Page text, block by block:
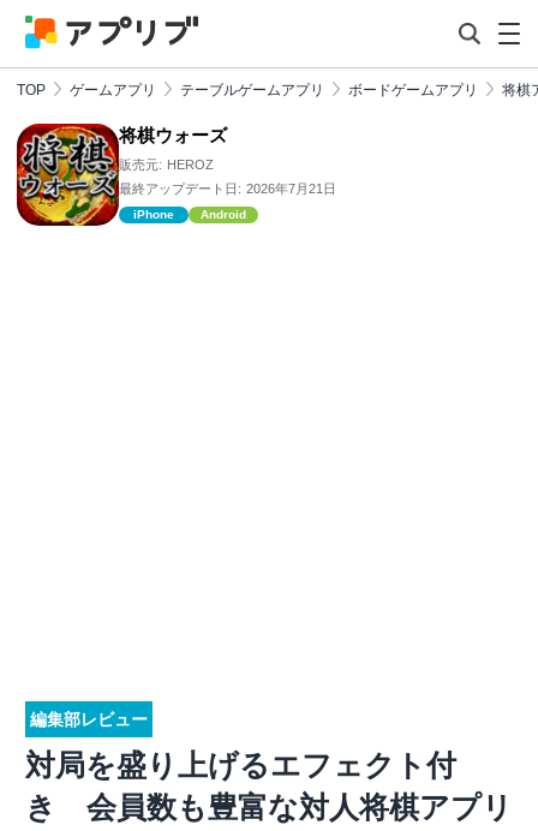
TOP ゲームアプリ テーブルゲームアプリ ボードゲームアプリ 将棋
将棋ウォーズ
販売元: HEROZ
最終アップデート日: 2026年7月21日
iPhone Android
編集部レビュー
対局を盛り上げるエフェクト付
き 会員数も豊富な対人将棋アプリ